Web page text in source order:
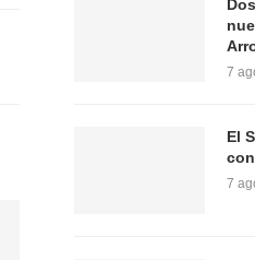
7
El
7